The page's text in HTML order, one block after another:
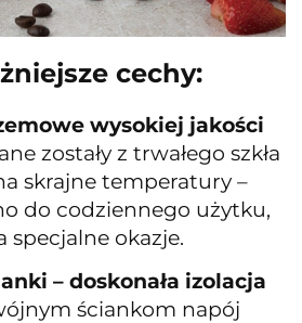
cechy:
wysokiej jakości
zostały z trwałego szkła
skrajne temperatury –
do codziennego użytku,
specjalne okazje.
– doskonała izolacja
ściankom napój